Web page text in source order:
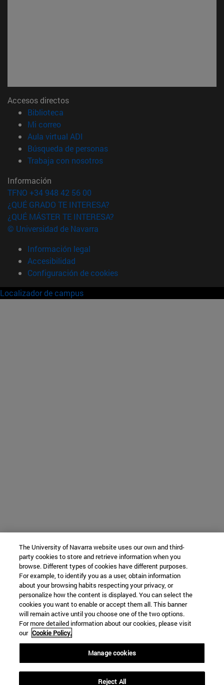
Accesos directos
Biblioteca
Mi correo(abre en nueva ventana)
Aula virtual ADI
Búsqueda de personas(abre en nueva ventana)
Trabaja con nosotros(abre en nueva ventana)
Información
TFNO +34 948 42 56 00
¿QUÉ GRADO TE INTERESA?
¿QUÉ MÁSTER TE INTERESA?
© Universidad de Navarra
Información legal
Accesibilidad
Configuración de cookies
Localizador de campus
The University of Navarra website uses our own and third-
party cookies to store and retrieve information when you
browse. Different types of cookies have different purposes.
For example, to identify you as a user, obtain information
about your browsing habits respecting your privacy, or
personalize how the content is displayed. You can select the
cookies you want to enable or accept them all. This banner
will remain active until you choose one of the two options.
For more detailed information about our cookies, please visit
our Cookie Policy.
Manage cookies
Reject All